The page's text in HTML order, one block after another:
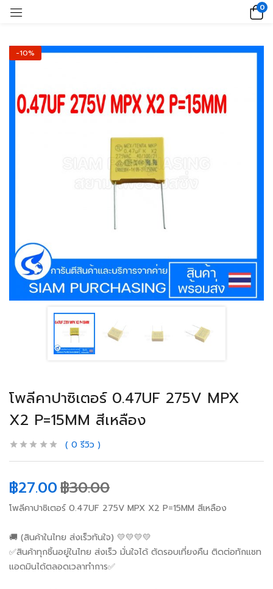
0
-10%
โพลีคาปาซิเตอร์ 0.47UF 275V MPX
X2 P=15MM สีเหลือง
0 รีวิว
฿27.00฿30.00
โพลีคาปาซิเตอร์ 0.47UF 275V MPX X2 P=15MM สีเหลือง
🚚 (สินค้าในไทย ส่งเร็วทันใจ) 💛💛💛💛
✅สินค้าทุกชิ้นอยู่ในไทย ส่งเร็ว มั่นใจได้ ตัดรอบเที่ยงคืน ติดต่อทักแชท
แอดมินได้ตลอดเวลาทำการ✅